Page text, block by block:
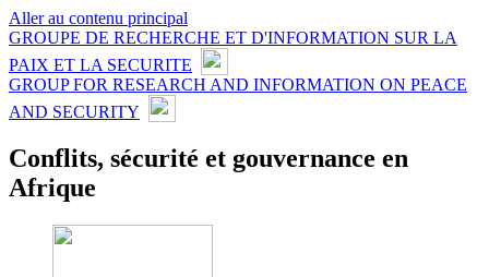
Aller au contenu principal
GROUPE DE RECHERCHE ET D'INFORMATION SUR LA
PAIX ET LA SECURITE
GROUP FOR RESEARCH AND INFORMATION ON PEACE
AND SECURITY
Conflits, sécurité et gouvernance en
Afrique